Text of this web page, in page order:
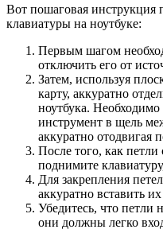
Вот пошаговая инструкция
клавиатуры на ноутбуке:
Первым шагом
отключить его от
Затем, используя
карту, аккуратно
ноутбука. Необходимо
инструмент в щель
аккуратно отодвигая
После того, как
поднимите
Для закрепления
аккуратно вставить
Убедитесь, что петли
они должны легко